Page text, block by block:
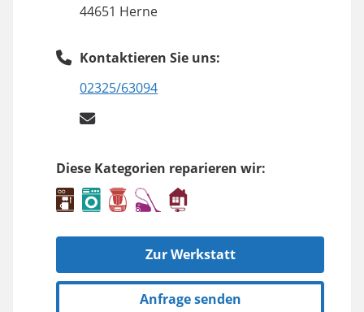
44651 Herne
Kontaktieren Sie uns:
02325/63094
Diese Kategorien reparieren wir:
Zur Werkstatt
Anfrage senden